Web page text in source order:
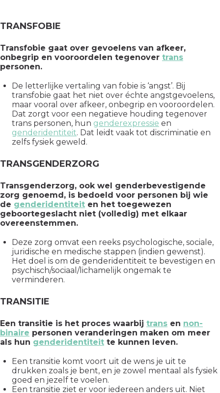
TRANSFOBIE
Transfobie gaat over gevoelens van afkeer,
onbegrip en vooroordelen tegenover trans
personen.
De letterlijke vertaling van fobie is ‘angst’. Bij
transfobie gaat het niet over échte angstgevoelens,
maar vooral over afkeer, onbegrip en vooroordelen.
Dat zorgt voor een negatieve houding tegenover
trans personen, hun genderexpressie en
genderidentiteit. Dat leidt vaak tot discriminatie en
zelfs fysiek geweld.
TRANSGENDERZORG
Transgenderzorg, ook wel genderbevestigende
zorg genoemd, is bedoeld voor personen bij wie
de genderidentiteit en het toegewezen
geboortegeslacht niet (volledig) met elkaar
overeenstemmen.
Deze zorg omvat een reeks psychologische, sociale,
juridische en medische stappen (indien gewenst).
Het doel is om de genderidentiteit te bevestigen en
psychisch/sociaal/lichamelijk ongemak te
verminderen.
TRANSITIE
Een transitie is het proces waarbij trans en non-
binaire personen veranderingen maken om meer
als hun genderidentiteit te kunnen leven.
Een transitie komt voort uit de wens je uit te
drukken zoals je bent, en je zowel mentaal als fysiek
goed en jezelf te voelen.
Een transitie ziet er voor iedereen anders uit. Niet